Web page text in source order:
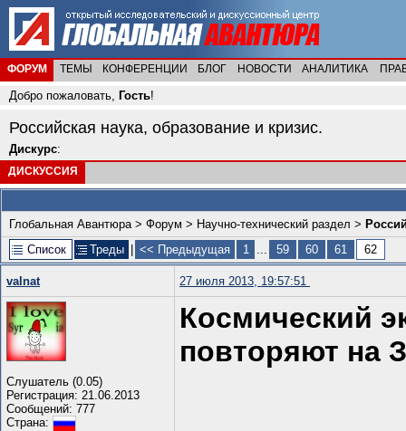
ФОРУМ ТЕМЫ КОНФЕРЕНЦИИ БЛОГ НОВОСТИ АНАЛИТИКА
Добро пожаловать, Гость!
Российская наука, образование и кризис.
Дискурс:
ДИСКУССИЯ
Глобальная Авантюра> Форум > Научно-технический раздел >
Список
Треды << Предыдущая 1 ... 59 60 61 62
valnat 27 июля 2013, 19:57:51
Слушатель (0.05)
Регистрация: 21.06.2013
Сообщений: 777
Страна:
Космический
повторяют на